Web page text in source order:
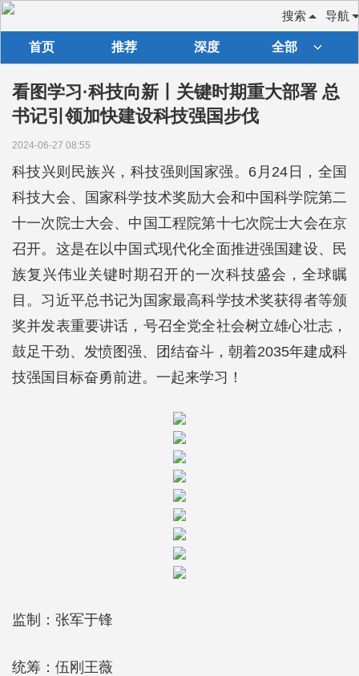
导航
搜索
首页 推荐 深度 全部
看图学习·科技向新丨关键时期重大部署 总
书记引领加快建设科技强国步伐
2024-06-27 08:55
科技兴则民族兴，科技强则国家强。6月24日，全国
科技大会、国家科学技术奖励大会和中国科学院第二
十一次院士大会、中国工程院第十七次院士大会在京
召开。这是在以中国式现代化全面推进强国建设、民
族复兴伟业关键时期召开的一次科技盛会，全球瞩
目。习近平总书记为国家最高科学技术奖获得者等颁
奖并发表重要讲话，号召全党全社会树立雄心壮志，
鼓足干劲、发愤图强、团结奋斗，朝着2035年建成科
技强国目标奋勇前进。一起来学习！
监制：张军于锋
统筹：伍刚王薇